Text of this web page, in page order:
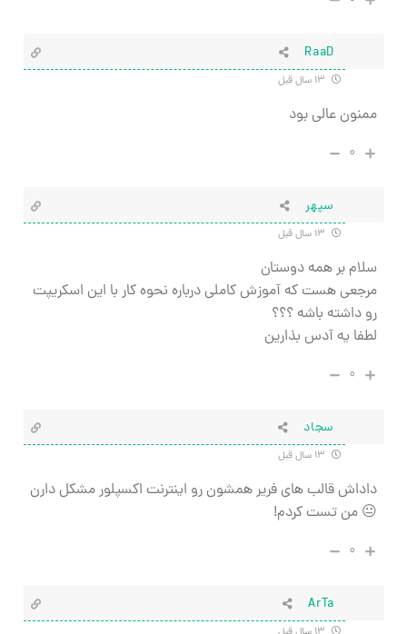
RaaD
ممنون عالی بود
۰
سپهر
سلام بر همه دوستان
مرجعی هست که آموزش کاملی درباره نحوه کار با این اسکریپت
رو داشته باشه ؟؟؟
لطفا یه آدس بذارین
۰
سجاد
داداش قالب های فریر همشون رو اینترنت اکسپلور مشکل دارن
😐 من تست کردم!
۰
ArTa